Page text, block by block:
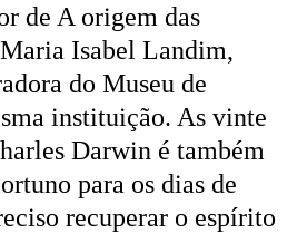
de A origem das
Isabel Landim,
do Museu de
instituição. As vinte
Darwin é também
para os dias de
recuperar o espírito